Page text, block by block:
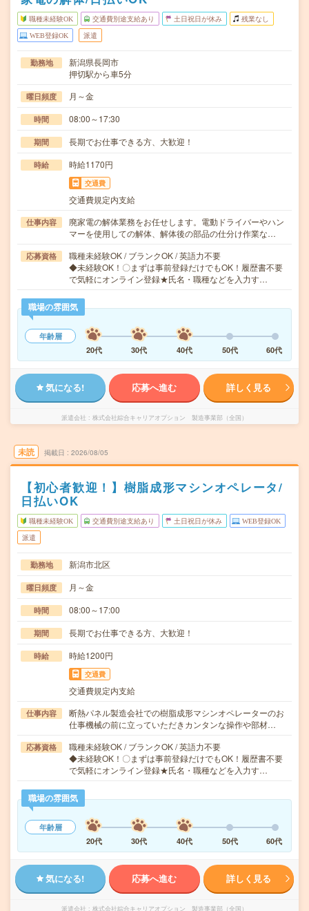
職種未経験OK 交通費別途支給あり 土日祝日が休み 残業なし
WEB登録OK 派遣
勤務地
新潟県長岡市
押切駅から車5分
曜日頻度 月～金
時間 08:00～17:30
期間 長期でお仕事できる方、大歓迎！
時給 時給1170円
交通費
交通費規定内支給
仕事内容
廃家電の解体業務をお任せします。電動ドライバーやハン
マーを使用しての解体、解体後の部品の仕分け作業な…
応募資格
職種未経験OK / ブランクOK / 英語力不要
◆未経験OK！〇まずは事前登録だけでもOK！履歴書不要
で気軽にオンライン登録★氏名・職種などを入力す…
職場の雰囲気
年齢層
20代
30代 40代 50代 60代
気になる! 応募へ進む 詳しく見る
派遣会社 株式会社綜合キャリアオプション 製造事業部（全国）
未読 掲載日 2026/08/05
【初心者歓迎！】樹脂成形マシンオペレータ/
日払いOK
職種未経験OK 交通費別途支給あり 土日祝日が休み WEB登録OK
派遣
勤務地 新潟市北区
曜日頻度 月～金
時間 08:00～17:00
期間 長期でお仕事できる方、大歓迎！
時給 時給1200円
交通費
交通費規定内支給
仕事内容
断熱パネル製造会社での樹脂成形マシンオペレーターのお
仕事機械の前に立っていただきカンタンな操作や部材…
応募資格
職種未経験OK / ブランクOK / 英語力不要
◆未経験OK！〇まずは事前登録だけでもOK！履歴書不要
で気軽にオンライン登録★氏名・職種などを入力す…
職場の雰囲気
年齢層
20代
30代 40代 50代 60代
気になる! 応募へ進む 詳しく見る
派遣会社 株式会社綜合キャリアオプション 製造事業部（全国）